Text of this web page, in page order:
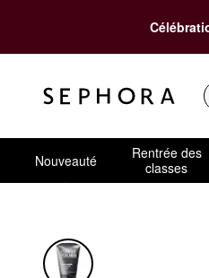
Nouveauté
Rentrée des
classes